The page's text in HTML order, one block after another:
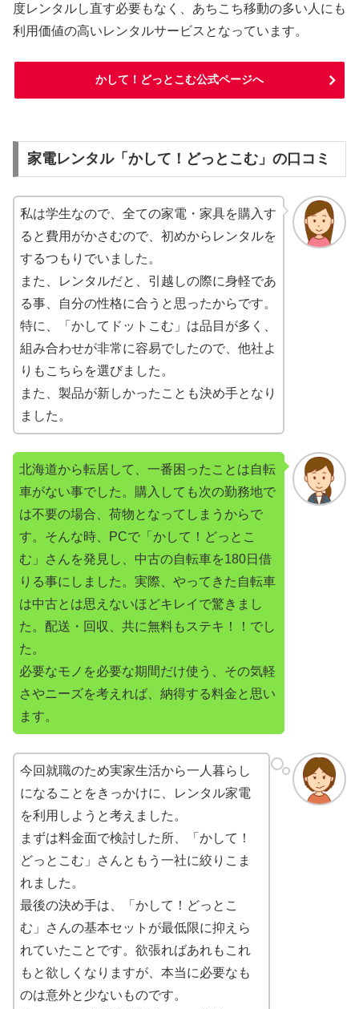
度レンタルし直す必要もなく、あちこち移動の多い人にも
利用価値の高いレンタルサービスとなっています。
かして！どっとこむ公式ページへ
家電レンタル「かして！どっとこむ」の口コミ
私は学生なので、全ての家電・家具を購入す
ると費用がかさむので、初めからレンタルを
するつもりでいました。
また、レンタルだと、引越しの際に身軽であ
る事、自分の性格に合うと思ったからです。
特に、「かしてドットこむ」は品目が多く、
組み合わせが非常に容易でしたので、他社よ
りもこちらを選びました。
また、製品が新しかったことも決め手となり
ました。
北海道から転居して、一番困ったことは自転
車がない事でした。購入しても次の勤務地で
は不要の場合、荷物となってしまうからで
す。そんな時、PCで「かして！どっとこ
む」さんを発見し、中古の自転車を180日借
りる事にしました。実際、やってきた自転車
は中古とは思えないほどキレイで驚きまし
た。配送・回収、共に無料もステキ！！でし
た。
必要なモノを必要な期間だけ使う、その気軽
さやニーズを考えれば、納得する料金と思い
ます。
今回就職のため実家生活から一人暮らし
になることをきっかけに、レンタル家電
を利用しようと考えました。
まずは料金面で検討した所、「かして！
どっとこむ」さんともう一社に絞りこま
れました。
最後の決め手は、「かして！どっとこ
む」さんの基本セットが最低限に抑えら
れていたことです。欲張ればあれもこれ
もと欲しくなりますが、本当に必要なも
のは意外と少ないものです。